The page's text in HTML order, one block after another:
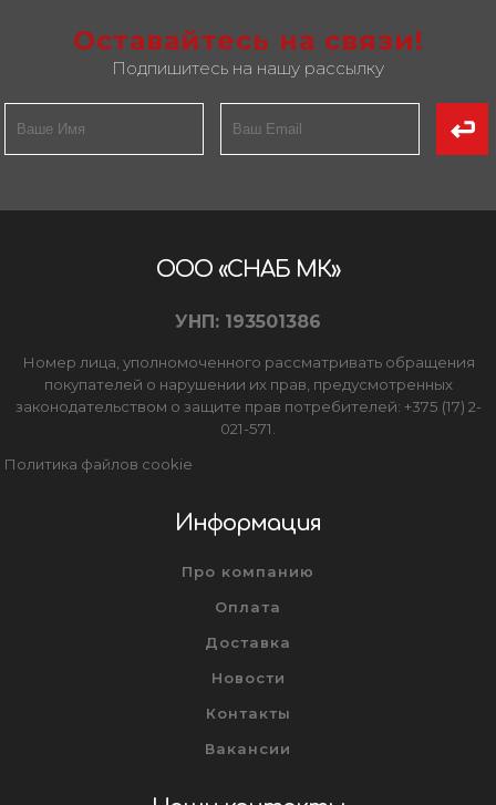
Оставайтесь на связи!
Подпишитесь на нашу рассылку
ООО «СНАБ МК»
УНП: 193501386
Номер лица, уполномоченного рассматривать обращения
покупателей о нарушении их прав, предусмотренных
законодательством о защите прав потребителей: +375 (17) 2-
021-571.
Политика файлов cookie
Информация
Про компанию
Оплата
Доставка
Новости
Контакты
Вакансии